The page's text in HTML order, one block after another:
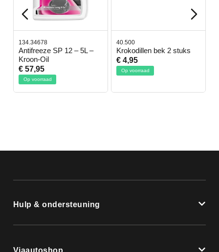
134.34678
Antifreeze SP 12 – 5L –
Kroon-Oil
€ 57,95
Op voorraad
40.500
Krokodillen bek 2 stuks
€ 4,95
Op voorraad
Hulp & ondersteuning
Viaautoshop